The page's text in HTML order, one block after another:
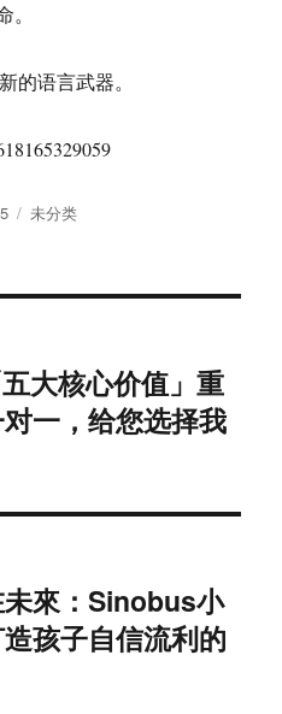
的语言武器。
分
未分类
大核心价值」重
一，给您选择我
來：Sinobus小
孩子自信流利的